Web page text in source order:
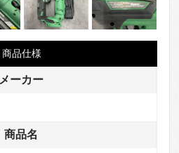
商品仕様
メーカー
商品名